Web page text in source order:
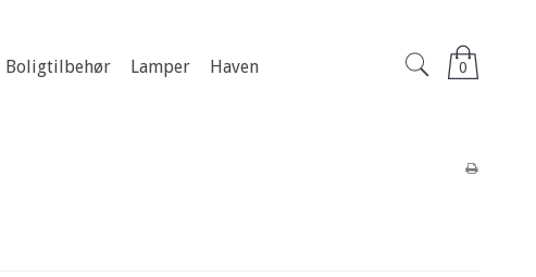
0
Boligtilbehør Lamper
Haven